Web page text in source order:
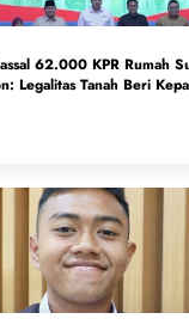
62.000 KPR Rumah
Legalitas Tanah Beri